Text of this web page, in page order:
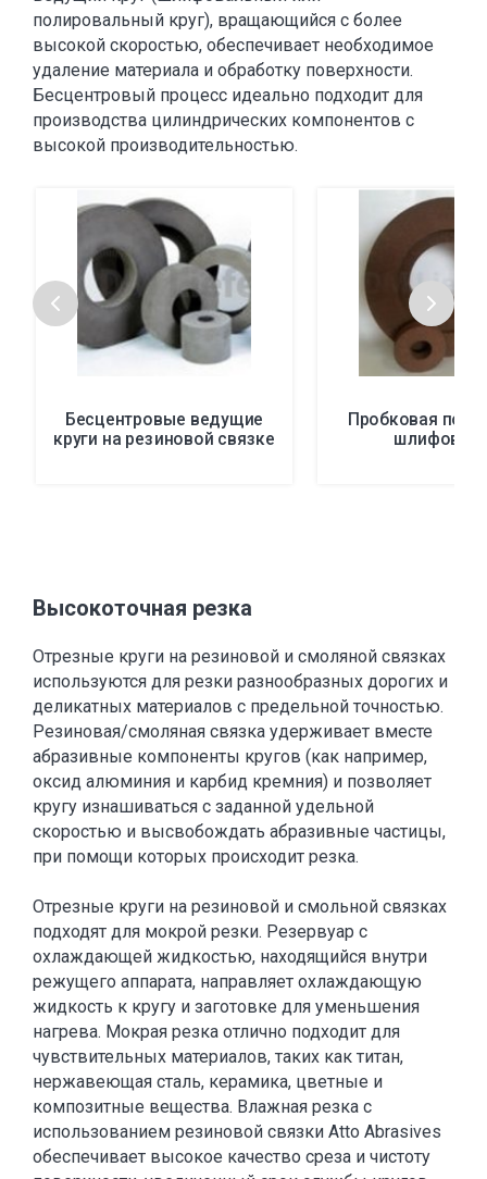
полировальный круг), вращающийся с более
высокой скоростью, обеспечивает необходимое
удаление материала и обработку поверхности.
Бесцентровый процесс идеально подходит для
производства цилиндрических компонентов с
высокой производительностью.
Бесцентровые ведущие
круги на резиновой связке
Пробковая
Высокоточная резка
Отрезные круги на резиновой и смоляной связках
используются для резки разнообразных дорогих и
деликатных материалов с предельной точностью.
Резиновая/смоляная связка удерживает вместе
абразивные компоненты кругов (как например,
оксид алюминия и карбид кремния) и позволяет
кругу изнашиваться с заданной удельной
скоростью и высвобождать абразивные частицы,
при помощи которых происходит резка.
Отрезные круги на резиновой и смольной связках
подходят для мокрой резки. Резервуар с
охлаждающей жидкостью, находящийся внутри
режущего аппарата, направляет охлаждающую
жидкость к кругу и заготовке для уменьшения
нагрева. Мокрая резка отлично подходит для
чувствительных материалов, таких как титан,
нержавеющая сталь, керамика, цветные и
композитные вещества. Влажная резка с
использованием резиновой связки Atto Abrasives
обеспечивает высокое качество среза и чистоту